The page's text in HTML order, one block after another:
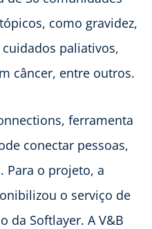
como gravidez,
paliativos,
câncer, entre outros.
ferramenta
conectar pessoas,
Para o projeto, a
o serviço de
da Softlayer. A V&B